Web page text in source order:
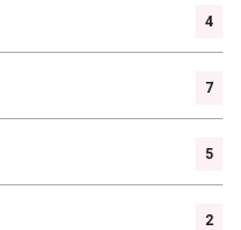
4
7
5
2